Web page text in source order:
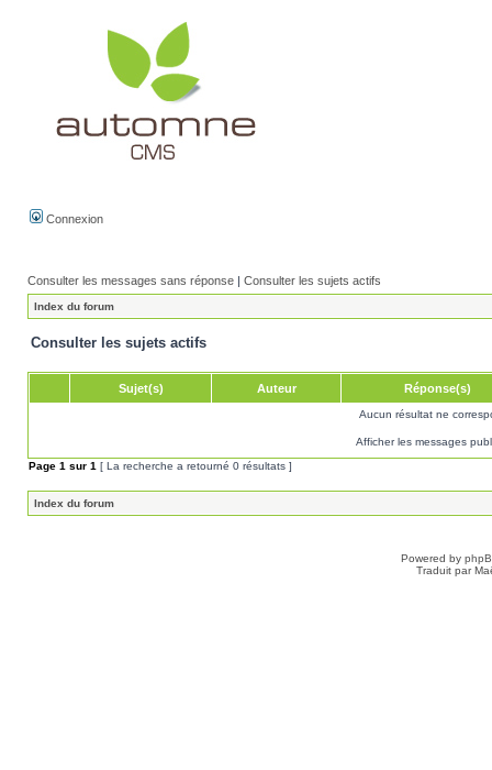
Connexion
Consulter les messages sans réponse | Consulter les sujets actifs
Index du forum
Consulter les sujets actifs
Sujet(s) Auteur Réponse(s)
Aucun résultat ne
Afficher les messages
Page 1 sur 1 [ La recherche a retourné 0 résultats ]
Index du forum
Powered by
Traduit par